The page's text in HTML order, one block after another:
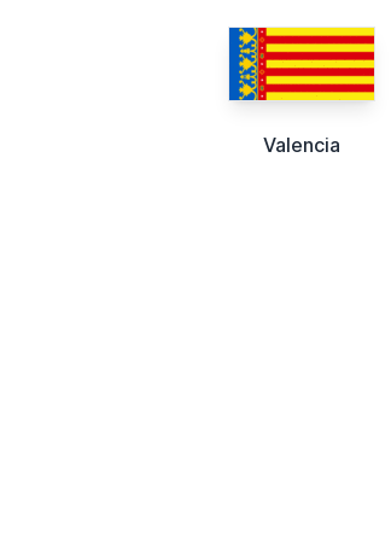
Valencia